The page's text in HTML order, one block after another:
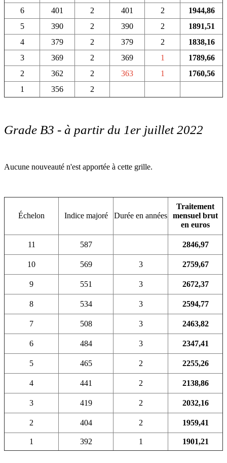
6 401 2 401 2
1944,86
5
390 2 390 2
1891,51
4
379 2 379 2
1838,16
3
369 2 369 1
1789,66
2
362 2 363 1
1760,56
1
356 2
Grade B3 - à partir du 1er juillet 2022
Aucune nouveauté n'est apportée à cette grille.
Échelon Indice majoré Durée en années
Traitement
mensuel brut
en euros
11 587 2846,97
10 569 3 2759,67
9 551 3 2672,37
8 534 3 2594,77
7 508 3 2463,82
6 484 3 2347,41
5 465 2 2255,26
4 441 2 2138,86
3 419 2 2032,16
2 404 2 1959,41
1 392 1 1901,21